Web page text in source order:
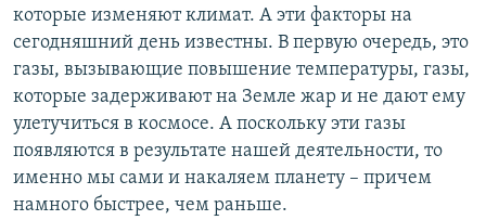
которые изменяют климат. А эти факторы на
сегодняшний день известны. В первую очередь, это
газы, вызывающие повышение температуры, газы,
которые задерживают на Земле жар и не дают ему
улетучиться в космосе. А поскольку эти газы
появляются в результате нашей деятельности, то
именно мы сами и накаляем планету – причем
намного быстрее, чем раньше.